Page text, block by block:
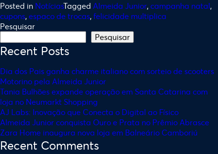
Posted in NotíciasTagged Almeida Junior,campanha natal,
cupons,espaco de trocas,felicidade multiplica
Pesquisar
Pesquisar
Recent Posts
Dia dos Pais ganha charme italiano com sorteio de scooters
Motorino pela Almeida Junior
Tania Bulhões expande operação em Santa Catarina com
loja no Neumarkt Shopping
AJ Labs: Inovação que Conecta o Digital ao Físico
Almeida Junior conquista Ouro e Prata no Prêmio Abrasce
Zara Home inaugura nova loja em Balneário Camboriú
Recent Comments